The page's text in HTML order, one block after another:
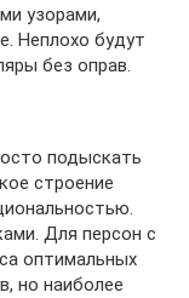
узорами,
Неплохо будут
без оправ.
подыскать
строение
Для персон с
оптимальных
но наиболее